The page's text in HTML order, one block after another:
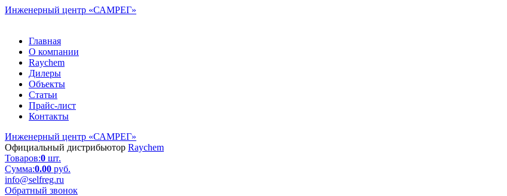
Инженерный центр «САМРЕГ»
Главная
О компании
Raychem
Дилеры
Объекты
Статьи
Прайс-лист
Контакты
Инженерный центр «САМРЕГ»
Официальный дистрибьютор Raychem
Товаров:0 шт.
Сумма:0.00 руб.
info@selfreg.ru
Обратный звонок